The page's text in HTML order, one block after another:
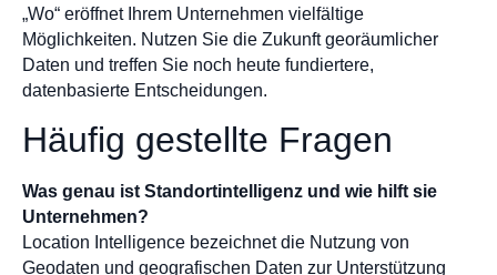
„Wo“ eröffnet Ihrem Unternehmen vielfältige
Möglichkeiten. Nutzen Sie die Zukunft georäumlicher
Daten und treffen Sie noch heute fundiertere,
datenbasierte Entscheidungen.
Häufig gestellte Fragen
Was genau ist Standortintelligenz und wie hilft sie
Unternehmen?
Location Intelligence bezeichnet die Nutzung von
Geodaten und geografischen Daten zur Unterstützung